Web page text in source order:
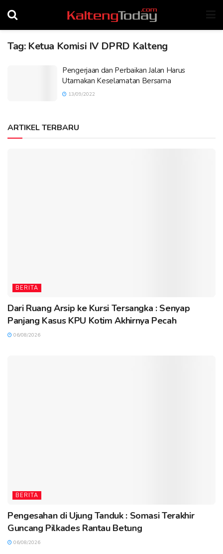
Tag: Ketua Komisi IV DPRD Kalteng
Pengerjaan dan Perbaikan Jalan Harus
Utamakan Keselamatan Bersama
13/09/2022
ARTIKEL TERBARU
BERITA
Dari Ruang Arsip ke Kursi Tersangka : Senyap
Panjang Kasus KPU Kotim Akhirnya Pecah
06/08/2026
BERITA
Pengesahan di Ujung Tanduk : Somasi Terakhir
Guncang Pilkades Rantau Betung
06/08/2026